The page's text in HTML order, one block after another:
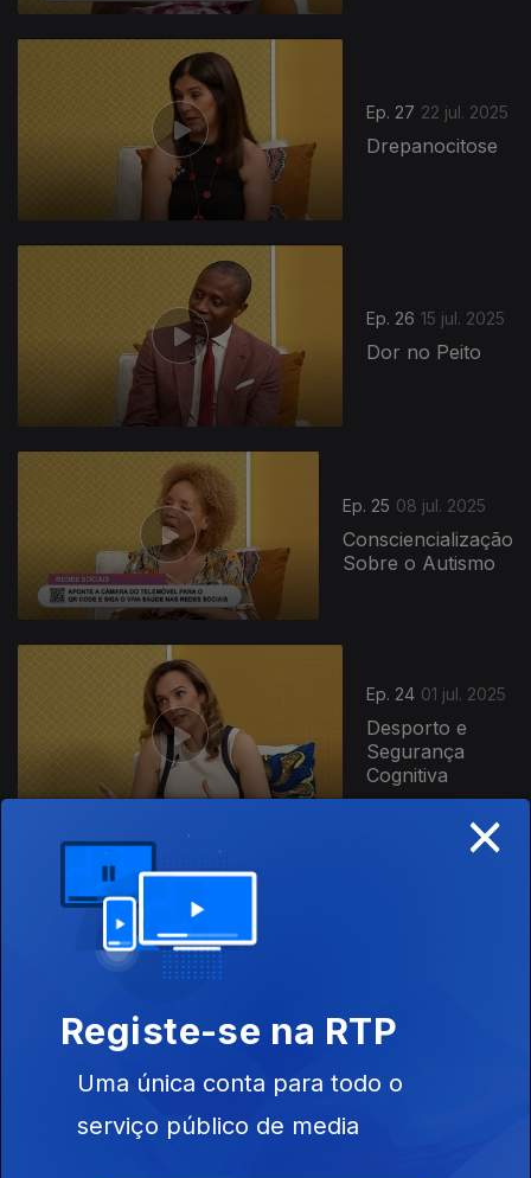
Ep. 27 22 jul. 2025
Drepanocitose
Ep. 26 15 jul. 2025
Dor no Peito
Ep. 25 08 jul. 2025
Consciencialização
Sobre o Autismo
Ep. 24 01 jul. 2025
Desporto e
Segurança
Cognitiva
859510
×
Registe-se na RTP
Uma única conta para todo o
serviço público de media